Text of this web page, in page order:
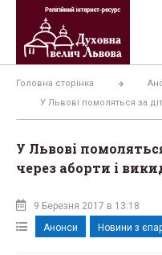
Перейти
вмісту
Головна сторінка
У Львові помоляться за
У Львові
через аборти і
9 Березня 2017 в 13:18
Анонси
Новини з